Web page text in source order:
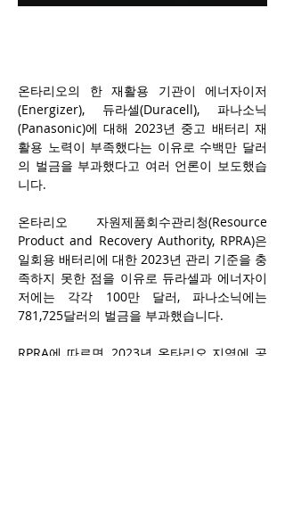
온타리오의 한 재활용 기관이 에너자이저
(Energizer), 듀라셀(Duracell), 파나소닉
(Panasonic)에 대해 2023년 중고 배터리 재
활용 노력이 부족했다는 이유로 수백만 달러
의 벌금을 부과했다고 여러 언론이 보도했습
니다.
온타리오 자원제품회수관리청(Resource
Product and Recovery Authority, RPRA)은
일회용 배터리에 대한 2023년 관리 기준을 충
족하지 못한 점을 이유로 듀라셀과 에너자이
저에는 각각 100만 달러, 파나소닉에는
781,725달러의 벌금을 부과했습니다.
RPRA에 따르면, 2023년 온타리오 지역에 공